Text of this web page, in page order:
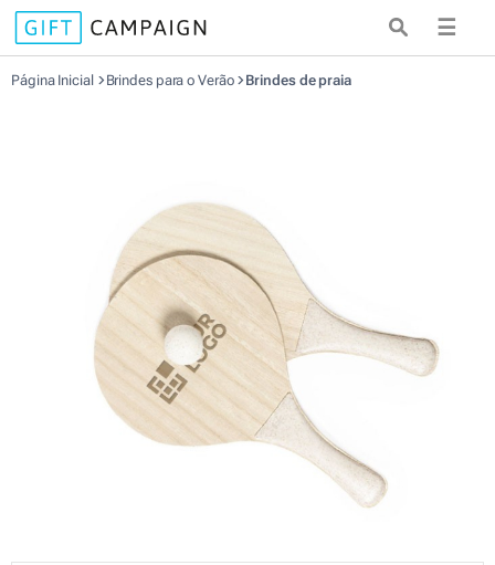
☰
Página Inicial Brindes para o Verão Brindes de praia